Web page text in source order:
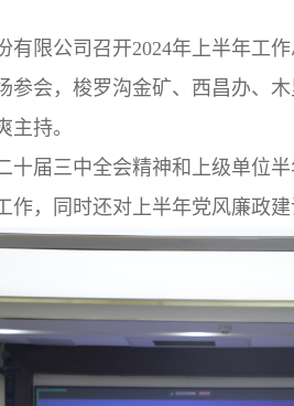
有限公司召开2024年上半年工
参会，梭罗沟金矿、西昌办、
主持。
十届三中全会精神和上级单位
作，同时还对上半年党风廉政